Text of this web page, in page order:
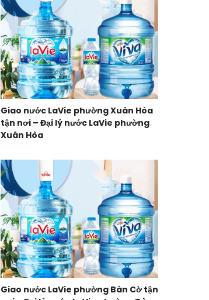
Giao nước LaVie phường Xuân Hòa
tận nơi – Đại lý nước LaVie phường
Xuân Hòa
Giao nước LaVie phường Bàn Cờ tận